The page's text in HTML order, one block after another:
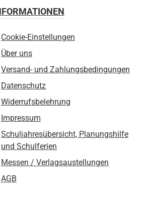
Cookie-Einstellungen
Über uns
Versand- und Zahlungsbedingungen
Datenschutz
Widerrufsbelehrung
Impressum
Schuljahresübersicht, Planungshilfe
und Schulferien
Messen / Verlagsaustellungen
AGB